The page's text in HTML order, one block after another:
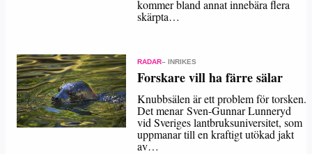
kommer bland annat innebära flera
skärpta…
RADAR– INRIKES
Forskare vill ha färre sälar
Knubbsälen är ett problem för torsken.
Det menar Sven-Gunnar Lunneryd
vid Sveriges lantbruksuniversitet, som
uppmanar till en kraftigt utökad jakt
av…